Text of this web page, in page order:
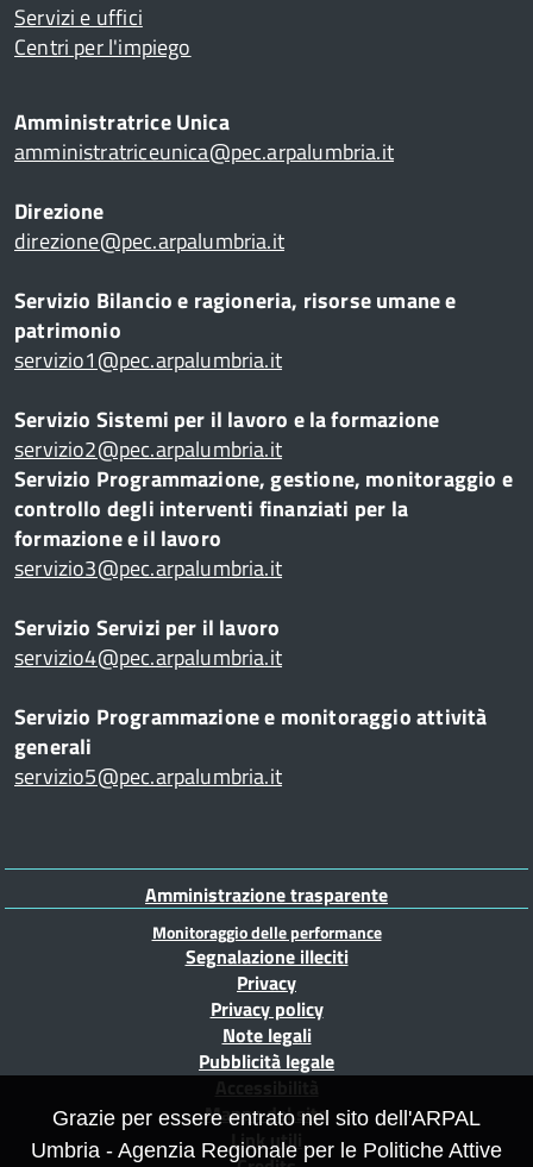
Servizi e uffici
Centri per l'impiego
Amministratrice Unica
amministratriceunica@pec.arpalumbria.it
Direzione
direzione@pec.arpalumbria.it
Servizio Bilancio e ragioneria, risorse umane e
patrimonio
servizio1@pec.arpalumbria.it
Servizio Sistemi per il lavoro e la formazione
servizio2@pec.arpalumbria.it
Servizio Programmazione, gestione, monitoraggio e
controllo degli interventi finanziati per la
formazione e il lavoro
servizio3@pec.arpalumbria.it
Servizio Servizi per il lavoro
servizio4@pec.arpalumbria.it
Servizio Programmazione e monitoraggio attività
generali
servizio5@pec.arpalumbria.it
Piè Amministrazione trasparente
Monitoraggio delle performance
Segnalazione illeciti
Privacy
Privacy policy
Note legali
Pubblicità legale
Mappa del sito
Link utili
Grazie per essere entrato nel sito dell'ARPAL
Umbria - Agenzia Regionale per le Politiche Attive